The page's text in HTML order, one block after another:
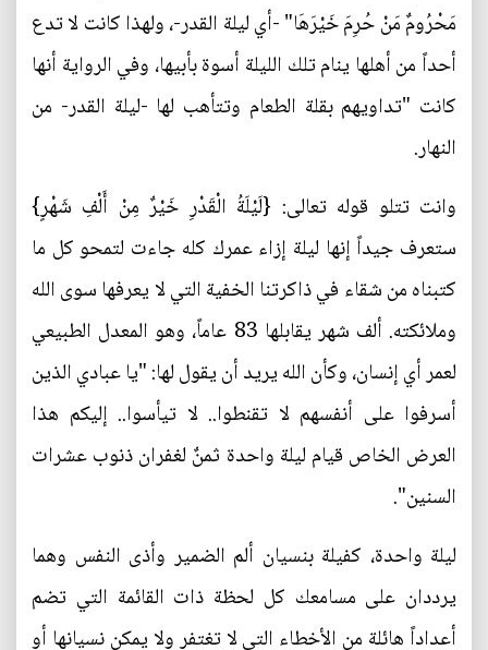
مَحْرُومٌ مَنْ حُرِمَ خَيْرَهَا" -أي ليلة القدر-، ولهذا كانت لا تدع
أحداً من أهلها ينام تلك الليلة أسوة بأبيها، وفي الرواية أنها
كانت "تداويهم بقلة الطعام وتتأهب لها -ليلة القدر- من
النهار.
وانت تتلو قوله تعالى: {لَيْلَةُ الْقَدْرِ خَيْرٌ مِنْ أَلْفِ شَهْرٍ}
ستعرف جيداً إنها ليلة إزاء عمرك كله جاءت لتمحو كل ما
كتبناه من شقاء في ذاكرتنا الخفية التي لا يعرفها سوى الله
وملائكته. ألف شهر يقابلها 83 عاماً، وهو المعدل الطبيعي
لعمر أي إنسان، وكأن الله يريد أن يقول لها: "يا عبادي الذين
أسرفوا على أنفسهم لا تقنطوا.. لا تيأسوا.. إليكم هذا
العرض الخاص قيام ليلة واحدة ثمنٌ لغفران ذنوب عشرات
السنين".
ليلة واحدة، كفيلة بنسيان ألم الضمير وأذى النفس وهما
يرددان على مسامعك كل لحظة ذات القائمة التي تضم
أعداداً هائلة من الأخطاء التي لا تغتفر ولا يمكن نسيانها أو